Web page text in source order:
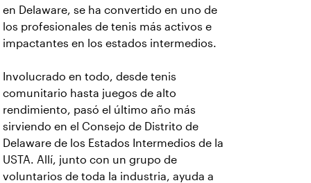
en Delaware, se ha convertido en uno de
los profesionales de tenis más activos e
impactantes en los estados intermedios.
Involucrado en todo, desde tenis
comunitario hasta juegos de alto
rendimiento, pasó el último año más
sirviendo en el Consejo de Distrito de
Delaware de los Estados Intermedios de la
USTA. Allí, junto con un grupo de
voluntarios de toda la industria, ayuda a